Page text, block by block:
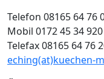
Telefon 08165 64 76
Mobil 0172 45 34 920
Telefax 08165 64 76
eching(at)kuechen-